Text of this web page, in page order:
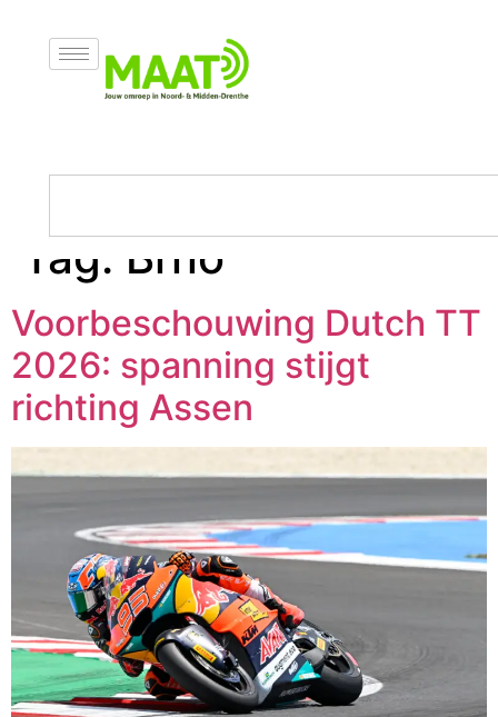
Tag: Brno
Voorbeschouwing Dutch TT
2026: spanning stijgt
richting Assen